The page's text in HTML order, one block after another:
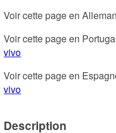
Voir cette page en
Voir cette page en
vivo
Voir cette page en
vivo
Description